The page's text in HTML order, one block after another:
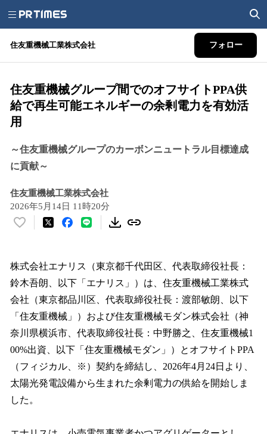
住友重機械工業株式会社 フォロー
住友重機械グループ間でのオフサイトPPA供
給で再生可能エネルギーの余剰電力を有効活
用
～住友重機械グループのカーボンニュートラル目標達成
に貢献～
住友重機械工業株式会社
2026年5月14日 11時20分
い
！
数
を
読
み
込
み
中
で
す
株式会社エナリス（東京都千代田区、代表取締役社長：
鈴木吾朗、以下「エナリス」）は、住友重機械工業株式
会社（東京都品川区、代表取締役社長：渡部敏朗、以下
「住友重機械」）および住友重機械モダン株式会社（神
奈川県横浜市、代表取締役社長：中野勝之、住友重機械1
00%出資、以下「住友重機械モダン」）とオフサイトPPA
（フィジカル、※）契約を締結し、2026年4月24日より、
太陽光発電設備から生まれた余剰電力の供給を開始しま
した。